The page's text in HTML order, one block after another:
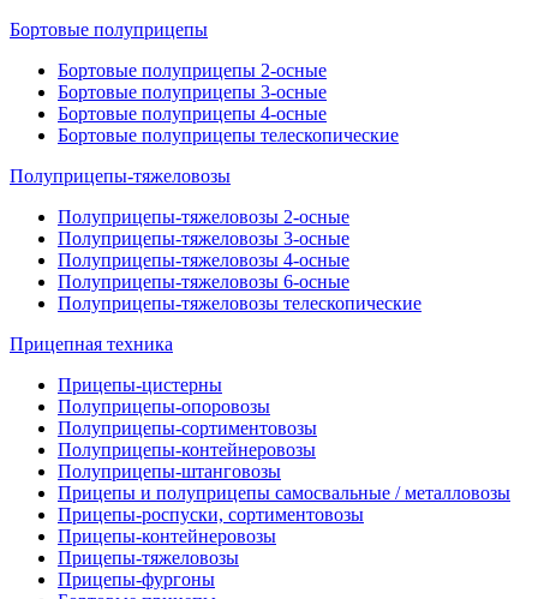
Бортовые полуприцепы
Бортовые полуприцепы 2-осные
Бортовые полуприцепы 3-осные
Бортовые полуприцепы 4-осные
Бортовые полуприцепы телескопические
Полуприцепы-тяжеловозы
Полуприцепы-тяжеловозы 2-осные
Полуприцепы-тяжеловозы 3-осные
Полуприцепы-тяжеловозы 4-осные
Полуприцепы-тяжеловозы 6-осные
Полуприцепы-тяжеловозы телескопические
Прицепная техника
Прицепы-цистерны
Полуприцепы-опоровозы
Полуприцепы-сортиментовозы
Полуприцепы-контейнеровозы
Полуприцепы-штанговозы
Прицепы и полуприцепы самосвальные / металловозы
Прицепы-роспуски, сортиментовозы
Прицепы-контейнеровозы
Прицепы-тяжеловозы
Прицепы-фургоны